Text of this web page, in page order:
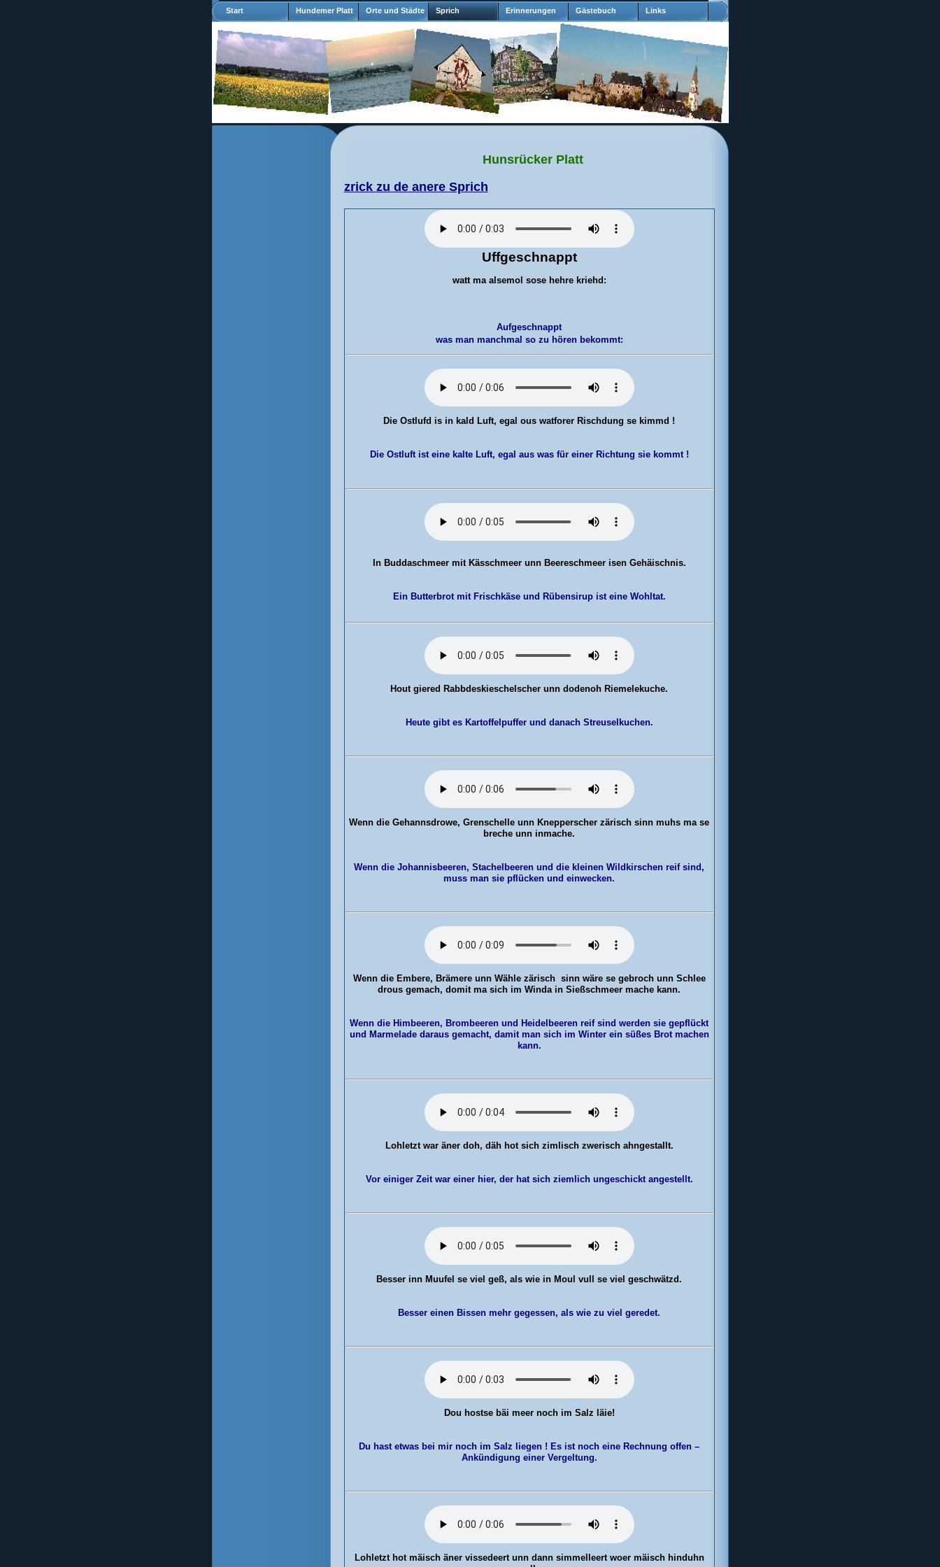
Start Hundemer Platt Orte und Städte Sprich Erinnerungen Gästebuch Links
Hunsrücker Platt
zrick zu de anere Sprich
Uffgeschnappt
watt ma alsemol sose hehre kriehd :
Aufgeschnappt
was man manchmal so zu hören bekommt:
Die Ostlufd is in kald Luft, egal ous watforer Rischdung se kimmd !
Die Ostluft ist eine kalte Luft, egal aus was für einer Richtung sie kommt !
In Buddaschmeermit Kässchmeer unn Beereschmeer isen Gehäischnis.
Ein Butterbrot mit Frischkäse und Rübensirup ist eine Wohltat.
Hout giered Rabbdeskieschelscher unn dodenoh Riemelekuche.
Heute gibt es Kartoffelpuffer und danach Streuselkuchen.
Wenn die Gehannsdrowe, Grenschelle unn Knepperscher zärisch sinn muhs ma se
breche unn inmache.
Wenn die Johannisbeeren, Stachelbeeren und die kleinen Wildkirschen reif sind,
muss man sie pflücken und einwecken.
Wenn die Embere, Brämere unn Wähle zärisch sinn wäre se gebroch unn Schlee
drous gemach, domit ma sich im Winda in Sießschmeer mache kann.
Wenn die Himbeeren, Brombeeren und Heidelbeeren reif sind werden sie gepflückt
und Marmelade daraus gemacht, damit man sich im Winter ein süßes Brot machen
kann.
Lohletzt waräner doh, däh hot sich zimlisch zwerisch ahngestallt.
Vor einiger Zeit war einer hier, der hat sich ziemlich ungeschickt angestellt.
Besser inn Muufel se viel geß, als wie in Moul vull se viel geschwätzd.
Besser einen Bissen mehr gegessen, als wie zu viel geredet.
Dou hostsebäi meer noch im Salz läie!
Du hast etwas bei mir noch im Salz liegen ! Es ist noch eine Rechnung offen –
Ankündigung einer Vergeltung.
Lohletzt hotmäisch äner vissedeert unn dann simmelleert woer mäisch hinduhn